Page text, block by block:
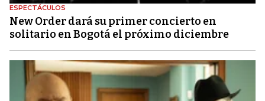
ESPECTÁCULOS
New Order dará su primer concierto en
solitario en Bogotá el próximo diciembre